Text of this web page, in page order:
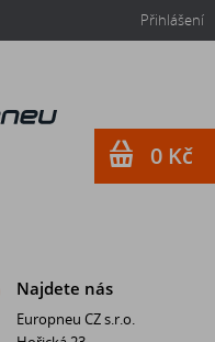
Přihlášení
Najdete nás
Europneu CZ s.r.o.
0 Kč